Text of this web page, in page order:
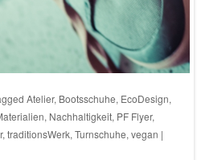
Atelier, Bootsschuhe, EcoDesign,
, Nachhaltigkeit, PF Flyer,
, traditionsWerk, Turnschuhe, vegan |